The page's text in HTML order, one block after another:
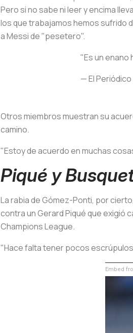
Pero si no sabe ni leer y encima
los que trabajamos hemos sufrido
a Messi de "pesetero".
"Es un enano
— El
Otros miembros muestran su
camino.
"Estoy de acuerdo en muchas
Piqué y
La rabia de Gómez-Ponti, por
contra un Gerard Piqué que exigió
Champions League.
"Hace falta tener pocos
Embed